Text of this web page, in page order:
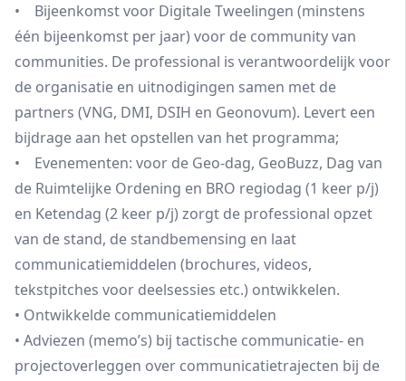
• Bijeenkomst voor Digitale Tweelingen (minstens
één bijeenkomst per jaar) voor de community van
communities. De professional is verantwoordelijk voor
de organisatie en uitnodigingen samen met de
partners (VNG, DMI, DSIH en Geonovum). Levert een
bijdrage aan het opstellen van het programma;
• Evenementen: voor de Geo-dag, GeoBuzz, Dag van
de Ruimtelijke Ordening en BRO regiodag (1 keer p/j)
en Ketendag (2 keer p/j) zorgt de professional opzet
van de stand, de standbemensing en laat
communicatiemiddelen (brochures, videos,
tekstpitches voor deelsessies etc.) ontwikkelen.
• Ontwikkelde communicatiemiddelen
• Adviezen (memo’s) bij tactische communicatie- en
projectoverleggen over communicatietrajecten bij de